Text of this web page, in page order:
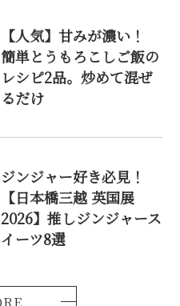
【人気】甘みが濃い！
簡単とうもろこしご飯の
レシピ2品。炒めて混ぜ
るだけ
ジンジャー好き必見！
【日本橋三越 英国展
2026】推しジンジャース
イーツ8選